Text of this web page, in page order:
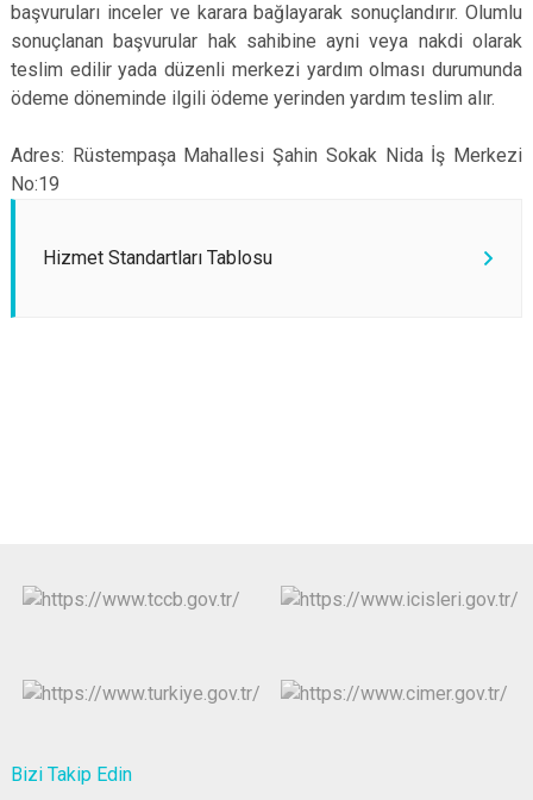
başvuruları inceler ve karara bağlayarak sonuçlandırır. Olumlu
sonuçlanan başvurular hak sahibine ayni veya nakdi olarak
teslim edilir yada düzenli merkezi yardım olması durumunda
ödeme döneminde ilgili ödeme yerinden yardım teslim alır.
Adres: Rüstempaşa Mahallesi Şahin Sokak Nida İş Merkezi
No:19
Hizmet Standartları Tablosu
Bizi Takip Edin